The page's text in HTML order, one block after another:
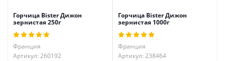
Горчица Bister Дижон
зернистая 250г
Франция
Артикул: 260192
Горчица Bister Дижон
зернистая 1000г
Франция
Артикул: 238464